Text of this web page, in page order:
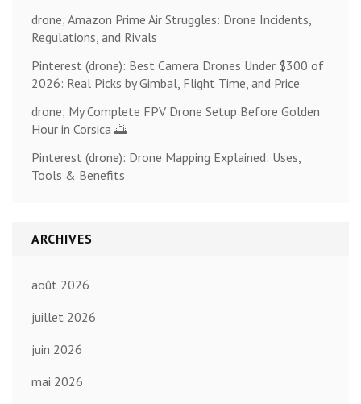
drone; Amazon Prime Air Struggles: Drone Incidents,
Regulations, and Rivals
Pinterest (drone): Best Camera Drones Under $300 of
2026: Real Picks by Gimbal, Flight Time, and Price
drone; My Complete FPV Drone Setup Before Golden
Hour in Corsica 🌅
Pinterest (drone): Drone Mapping Explained: Uses,
Tools & Benefits
ARCHIVES
août 2026
juillet 2026
juin 2026
mai 2026